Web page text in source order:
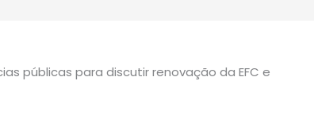
públicas para discutir renovação da EFC e